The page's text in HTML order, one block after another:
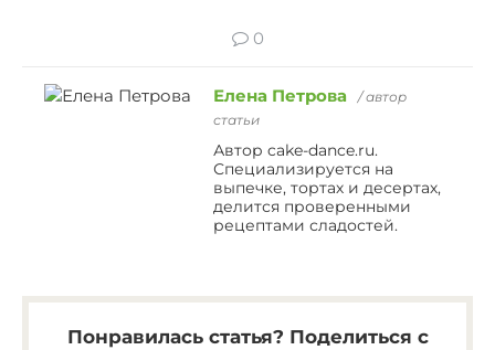
0
Елена Петрова
/ автор
статьи
Автор cake-dance.ru.
Специализируется на
выпечке, тортах и десертах,
делится проверенными
рецептами сладостей.
Понравилась статья? Поделиться с